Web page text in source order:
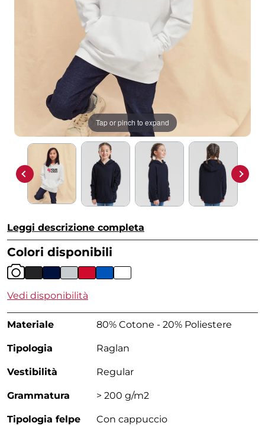
Tap or pinch to expand
Leggi descrizione completa
Colori disponibili
Vedi disponibilità
Materiale 80% Cotone - 20% Poliestere
Tipologia Raglan
Vestibilità Regular
Grammatura > 200 g/m2
Tipologia felpe Con cappuccio